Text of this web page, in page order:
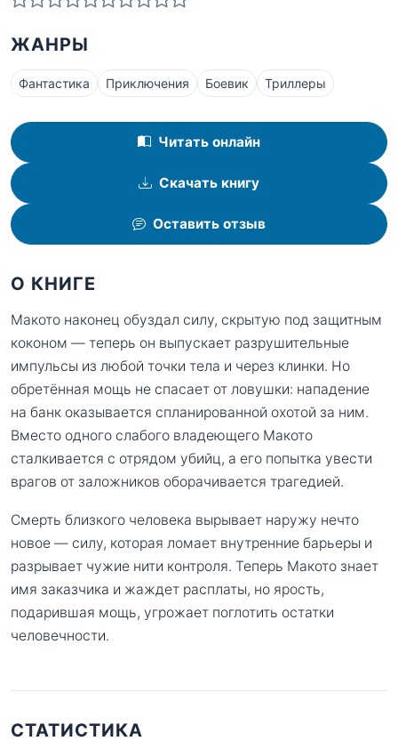
ЖАНРЫ
Фантастика Приключения Боевик Триллеры
Читать онлайн
Скачать книгу
Оставить отзыв
О КНИГЕ
Макото наконец обуздал силу, скрытую под защитным
коконом — теперь он выпускает разрушительные
импульсы из любой точки тела и через клинки. Но
обретённая мощь не спасает от ловушки: нападение
на банк оказывается спланированной охотой за ним.
Вместо одного слабого владеющего Макото
сталкивается с отрядом убийц, а его попытка увести
врагов от заложников оборачивается трагедией.
Смерть близкого человека вырывает наружу нечто
новое — силу, которая ломает внутренние барьеры и
разрывает чужие нити контроля. Теперь Макото знает
имя заказчика и жаждет расплаты, но ярость,
подарившая мощь, угрожает поглотить остатки
человечности.
СТАТИСТИКА